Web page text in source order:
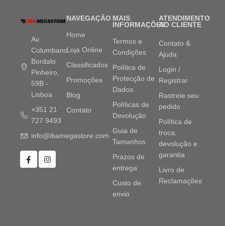
Av.
Columbano
Bordalo
Pinheiro,
59B -
Lisboa
+351 21
727 9493
info@ibamegastore.com
NAVEGAÇÃO
Home
Loja Online
Classificados
Promoções
Blog
Contato
MAIS
INFORMAÇÕES
Termos e
Condições
Política de
Protecção de
Dados
Políticas de
Devolução
Guia de
Tamanhos
Prazos de
entrega
Custo de
envio
ATENDIMENTO
AO CLIENTE
Contato &
Ajuda
Login /
Registrar
Rastreie seu
pedido
Política de
troca,
devolução e
garantia
Livro de
Reclamações